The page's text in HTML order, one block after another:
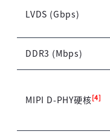
LVDS (Gbps)
DDR3 (Mbps)
MIPI D-PHY硬核 [4]